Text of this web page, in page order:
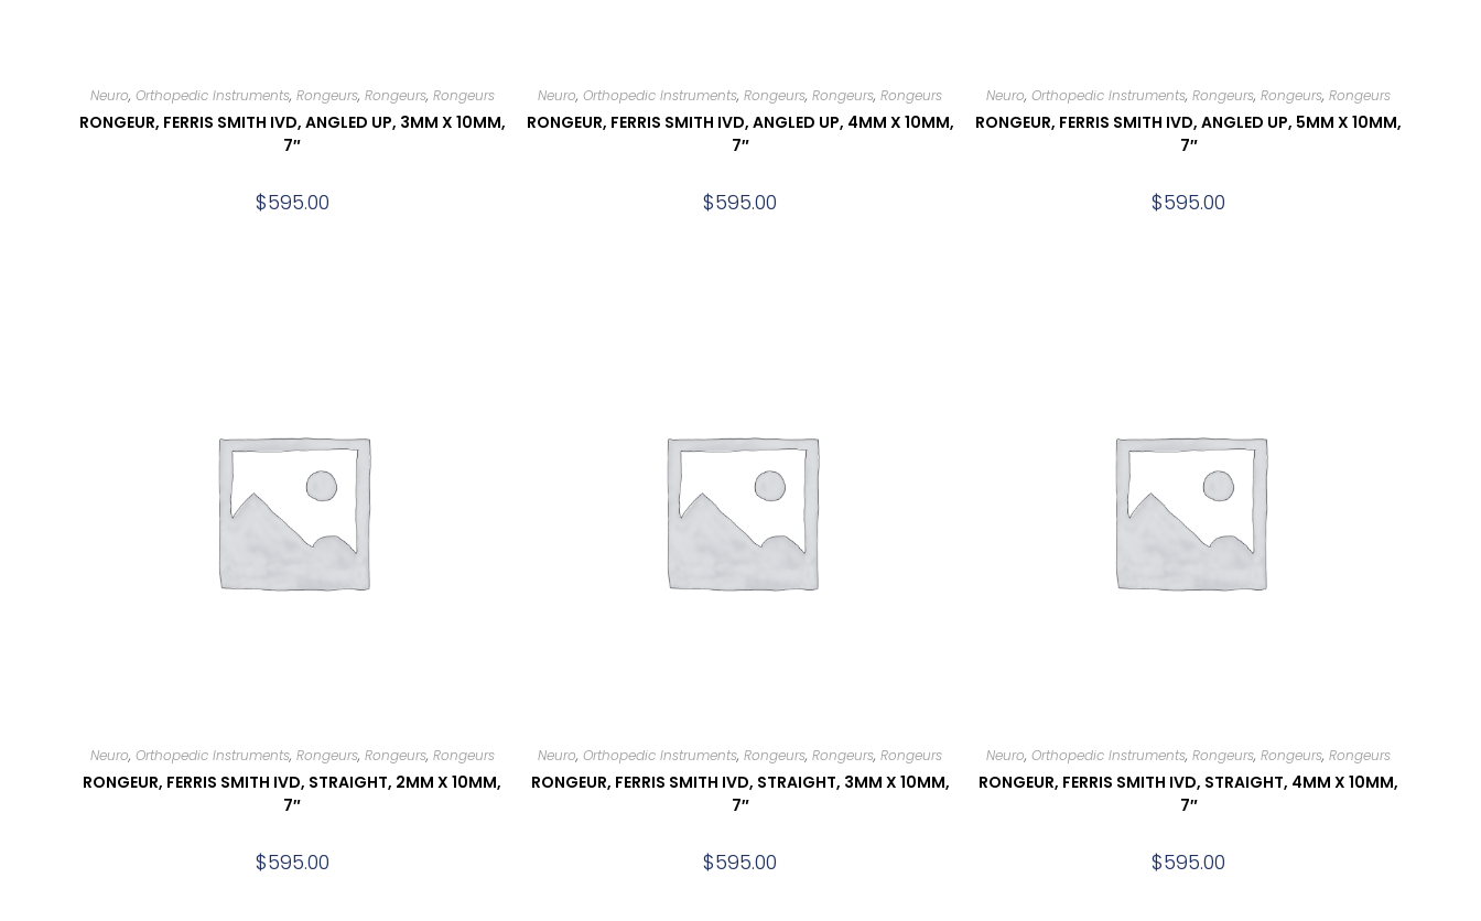
Neuro, Orthopedic Instruments, Rongeurs, Rongeurs, Rongeurs
RONGEUR, FERRIS SMITH IVD, ANGLED UP, 3MM X 10MM,
7″
$595.00
Neuro,Orthopedic Instruments,Rongeurs,Rongeurs,Rongeurs
RONGEUR, FERRIS SMITH IVD, ANGLED UP, 4MM X 10MM,
7″
$595.00
Neuro,Orthopedic Instruments,Rongeurs,Rongeurs,Rongeurs
RONGEUR, FERRIS SMITH IVD, ANGLED UP, 5MM X 10MM,
7″
$595.00
Neuro, Orthopedic Instruments, Rongeurs, Rongeurs, Rongeurs
RONGEUR, FERRIS SMITH IVD, STRAIGHT, 2MM X 10MM,
7″
$595.00
Neuro,Orthopedic Instruments,Rongeurs,Rongeurs,Rongeurs
RONGEUR, FERRIS SMITH IVD, STRAIGHT, 3MM X 10MM,
7″
$595.00
Neuro,Orthopedic Instruments,Rongeurs,Rongeurs,Rongeurs
RONGEUR, FERRIS SMITH IVD, STRAIGHT, 4MM X 10MM,
7″
$595.00